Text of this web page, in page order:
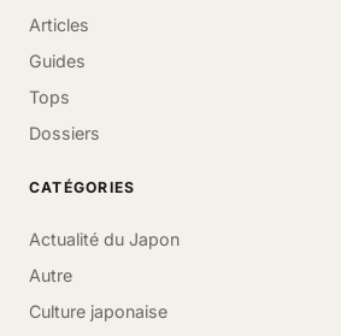
Articles
Guides
Tops
Dossiers
CATÉGORIES
Actualité du Japon
Autre
Culture japonaise